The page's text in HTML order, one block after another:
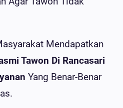
Mendapatkan
Tawon Di Rancasari
Yang Benar-Benar